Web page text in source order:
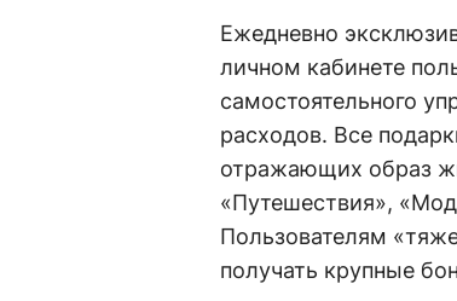
Ежедневно
личном кабинете
самостоятельного
расходов. Все
отражающих образ
«Путешествия»,
Пользователям
получать крупные